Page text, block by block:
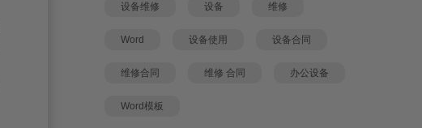
设备维修 设备 维修
Word 设备使用 设备合同
维修合同 维修 合同 办公设备
Word模板